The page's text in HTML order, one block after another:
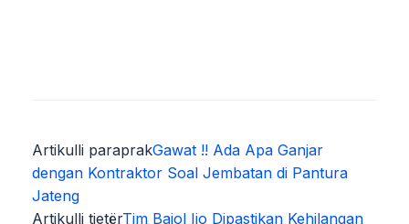
Artikulli paraprakGawat !! Ada Apa Ganjar
dengan Kontraktor Soal Jembatan di Pantura
Jateng
Artikulli tjetërTim Bajol Ijo Dipastikan Kehilangan